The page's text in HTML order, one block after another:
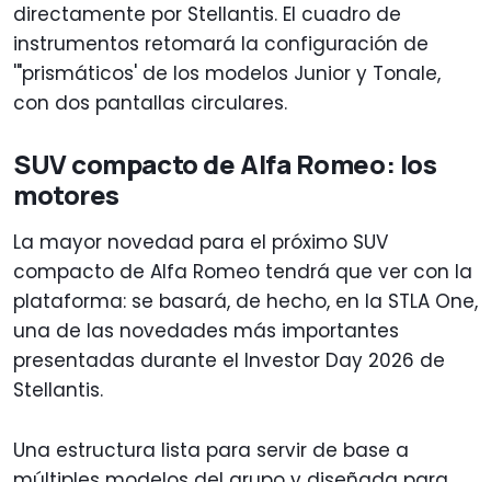
directamente por Stellantis. El cuadro de
instrumentos retomará la configuración de
'"prismáticos' de los modelos Junior y Tonale,
con dos pantallas circulares.
SUV compacto de Alfa Romeo: los
motores
La mayor novedad para el próximo SUV
compacto de Alfa Romeo tendrá que ver con la
plataforma: se basará, de hecho, en la STLA One,
una de las novedades más importantes
presentadas durante el Investor Day 2026 de
Stellantis.
Una estructura lista para servir de base a